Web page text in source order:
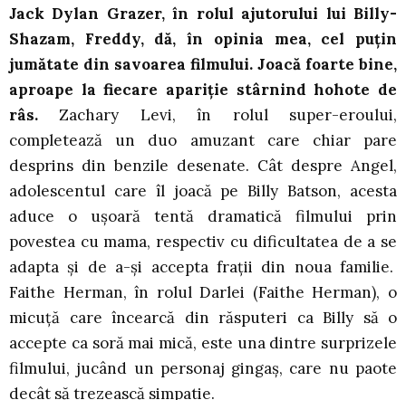
Jack Dylan Grazer, în rolul ajutorului lui Billy-
Shazam, Freddy, dă, în opinia mea, cel puțin
jumătate din savoarea filmului. Joacă foarte bine,
aproape la fiecare apariție stârnind hohote de
râs. Zachary Levi, în rolul super-eroului,
completează un duo amuzant care chiar pare
desprins din benzile desenate. Cât despre Angel,
adolescentul care îl joacă pe Billy Batson, acesta
aduce o ușoară tentă dramatică filmului prin
povestea cu mama, respectiv cu dificultatea de a se
adapta și de a-și accepta frații din noua familie.
Faithe Herman, în rolul Darlei (Faithe Herman), o
micuță care încearcă din răsputeri ca Billy să o
accepte ca soră mai mică, este una dintre surprizele
filmului, jucând un personaj gingaș, care nu paote
decât să trezească simpatie.